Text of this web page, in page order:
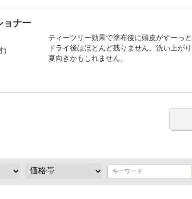
ョナー
)
ティーツリー効果で塗布後に頭皮がすーっ
ドライ後はほとんど残りません。洗い上が
夏向きかもしれません。